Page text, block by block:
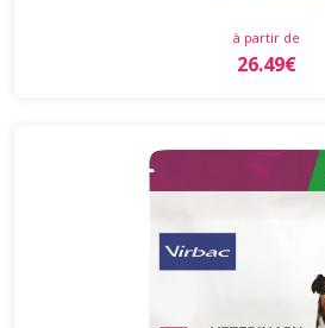
à partir de
26.49€